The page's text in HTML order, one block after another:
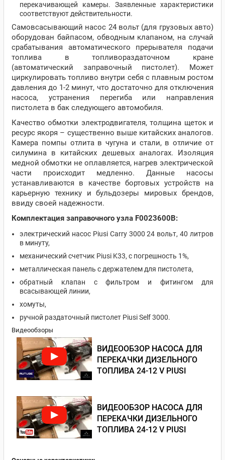
перекачивающей камеры. Заявленные характеристики
соответствуют действительности.
Самовсасывающий насос 24 вольт (для грузовых авто)
оборудован байпасом, обводным клапаном, на случай
срабатывания автоматического прерывателя подачи
топлива в топливораздаточном кране
(автоматический заправочный пистолет). Может
циркулировать топливо внутри себя с плавным ростом
давления до 1-2 минут, что достаточно для отключения
насоса, устранения перегиба или направления
пистолета в бак следующего автомобиля.
Качество обмотки электродвигателя, толщина щеток и
ресурс якоря – существенно выше китайских аналогов.
Камера помпы отлита в чугуна и стали, в отличие от
силумина в китайских дешевых аналогах. Изоляция
медной обмотки не оплавляется, нагрев электрической
части происходит медленно. Данные насосы
устанавливаются в качестве бортовых устройств на
карьерную технику и бульдозеры мировых брендов,
ввиду своей надежности.
Комплектация заправочного узла F0023600B:
электрический насос Piusi Carry 3000 24 вольт, 40 литров
в минуту,
механический счетчик Piusi K33, с погрешность 1%,
металлическая панель с держателем для пистолета,
обратный клапан с фильтром и фитингом для
всасывающей линии,
хомуты,
ручной раздаточный пистолет Piusi Self 3000.
Видеообзоры
ВИДЕООБЗОР НАСОСА ДЛЯ
ПЕРЕКАЧКИ ДИЗЕЛЬНОГО
ТОПЛИВА 24-12 V PIUSI
ВИДЕООБЗОР НАСОСА ДЛЯ
ПЕРЕКАЧКИ ДИЗЕЛЬНОГО
ТОПЛИВА 24-12 V PIUSI